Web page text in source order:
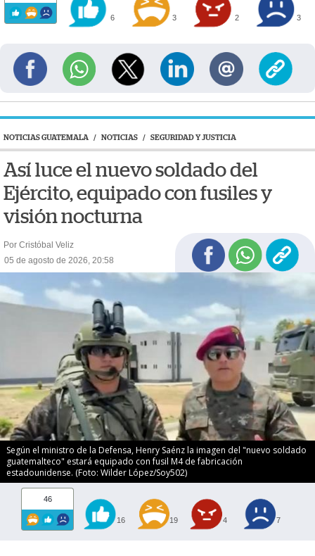
6 3 2 3
NOTICIAS GUATEMALA / NOTICIAS / SEGURIDAD Y JUSTICIA
Así luce el nuevo soldado del
Ejército, equipado con fusiles y
visión nocturna
Por Cristóbal Veliz
05 de agosto de 2026, 20:58
Según el ministro de la Defensa, Henry Saénz la imagen del "nuevo soldado
guatemalteco" estará equipado con fusil M4 de fabricación
estadounidense. (Foto: Wilder López/Soy502)
46
16 19 4 7